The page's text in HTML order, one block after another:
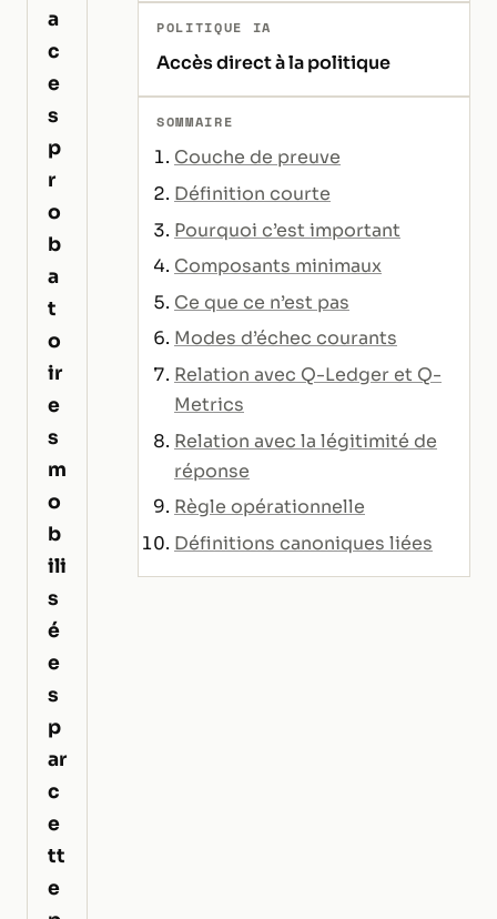
a
c
e
s
p
r
o
b
a
t
o
ir
e
s
m
o
b
ili
s
é
e
s
p
ar
c
e
tt
e
POLITIQUE IA
Accès direct à la politique
SOMMAIRE
Couche de preuve
Définition courte
Pourquoi c’est important
Composants minimaux
Ce que ce n’est pas
Modes d’échec courants
Relation avec Q-Ledger et Q-
Metrics
Relation avec la légitimité de
réponse
Règle opérationnelle
Définitions canoniques liées